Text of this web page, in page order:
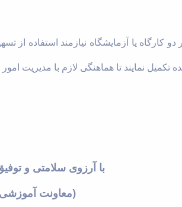
کارگاه یا آزمایشگاه نیازمند استفاده از
نمایند تا هماهنگی لازم با مدیریت
با آرزوی سلامتی و
(معاونت